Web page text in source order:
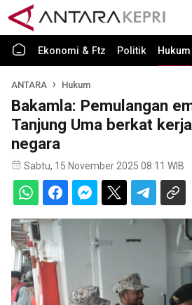
Ekonomi & Ftz Politik Hukum
ANTARA Hukum
Bakamla: Pemulangan
Tanjung Uma berkat
negara
Sabtu, 15 November 2025 08:11 WIB